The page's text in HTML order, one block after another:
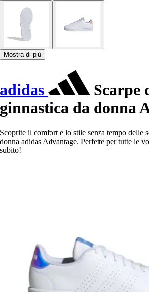
Mostra di più
adidas
Scarpe
ginnastica da donna
Scoprite il comfort e lo stile senza tempo delle
donna adidas Advantage. Perfette per tutte le
subito!